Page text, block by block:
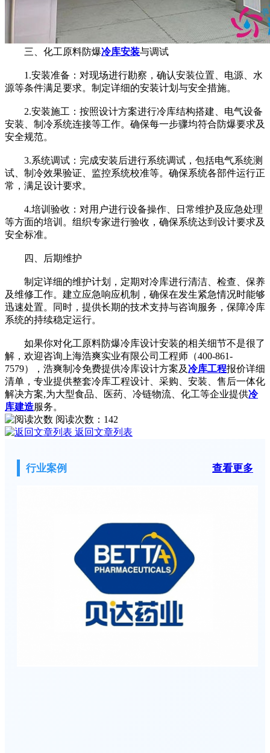
三、化工原料防爆冷库安装与调试
1.安装准备：对现场进行勘察，确认安装位置、电源、水
源等条件满足要求。制定详细的安装计划与安全措施。
2.安装施工：按照设计方案进行冷库结构搭建、电气设备
安装、制冷系统连接等工作。确保每一步骤均符合防爆要求及
安全规范。
3.系统调试：完成安装后进行系统调试，包括电气系统测
试、制冷效果验证、监控系统校准等。确保系统各部件运行正
常，满足设计要求。
4.培训验收：对用户进行设备操作、日常维护及应急处理
等方面的培训。组织专家进行验收，确保系统达到设计要求及
安全标准。
四、后期维护
制定详细的维护计划，定期对冷库进行清洁、检查、保养
及维修工作。建立应急响应机制，确保在发生紧急情况时能够
迅速处置。同时，提供长期的技术支持与咨询服务，保障冷库
系统的持续稳定运行。
如果你对化工原料防爆冷库设计安装的相关细节不是很了
解，欢迎咨询上海浩爽实业有限公司工程师（400-861-
7579），浩爽制冷免费提供冷库设计方案及冷库工程报价详细
清单，专业提供整套冷库工程设计、采购、安装、售后一体化
解决方案,为大型食品、医药、冷链物流、化工等企业提供冷
库建造服务。
阅读次数： 142
返回文章列表
行业案例 查看更多